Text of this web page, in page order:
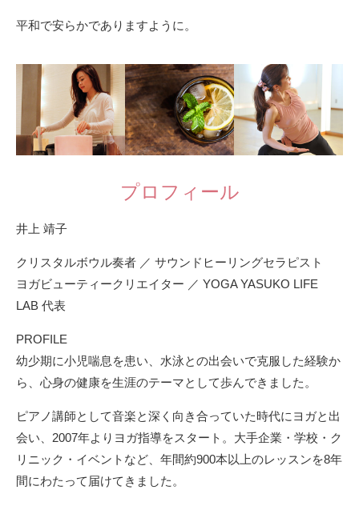
平和で安らかでありますように。
プロフィール
井上 靖子
クリスタルボウル奏者 ／ サウンドヒーリングセラピスト
ヨガビューティークリエイター ／ YOGA YASUKO LIFE
LAB 代表
PROFILE
幼少期に小児喘息を患い、水泳との出会いで克服した経験か
ら、心身の健康を生涯のテーマとして歩んできました。
ピアノ講師として音楽と深く向き合っていた時代にヨガと出
会い、2007年よりヨガ指導をスタート。大手企業・学校・ク
リニック・イベントなど、年間約900本以上のレッスンを8年
間にわたって届けてきました。